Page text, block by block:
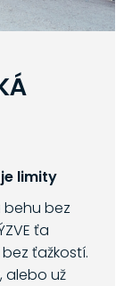
limity
behu bez
ťa
ťažkostí.
alebo už